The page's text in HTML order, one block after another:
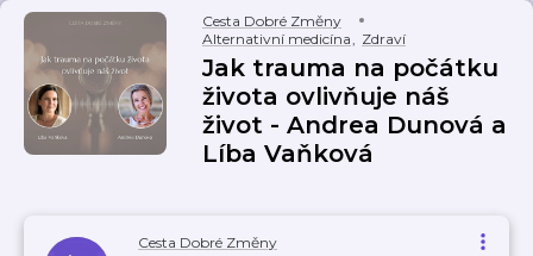
Cesta Dobré Změny
Alternativní medicína, Zdraví
Jak trauma na počátku
života ovlivňuje náš
život - Andrea Dunová a
Líba Vaňková
Cesta Dobré Změny